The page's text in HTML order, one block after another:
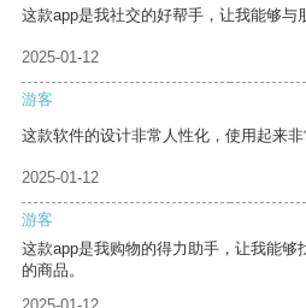
这款app是我社交的好帮手，让我能够与
2025-01-12
游客
这款软件的设计非常人性化，使用起来非
2025-01-12
游客
这款app是我购物的得力助手，让我能够
的商品。